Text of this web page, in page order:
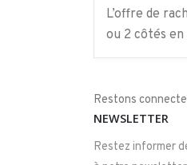
L’offre de
ou 2 côtés
Restons
NEWSLETTER
Restez informer